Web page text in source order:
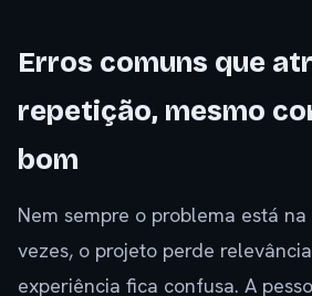
Erros comuns que
repetição, mesmo
bom
Nem sempre o problema está
vezes, o projeto perde
experiência fica confusa. A